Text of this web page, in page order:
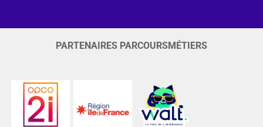
PARTENAIRES PARCOURSMÉTIERS